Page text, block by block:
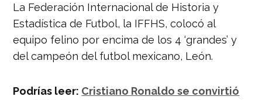
La Federación Internacional de Historia y
Estadística de Futbol, la IFFHS, colocó al
equipo felino por encima de los 4 ‘grandes’ y
del campeón del futbol mexicano, León.
Podrías leer: Cristiano Ronaldo se convirtió